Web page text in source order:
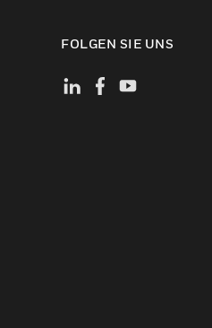
FOLGEN SIE UNS